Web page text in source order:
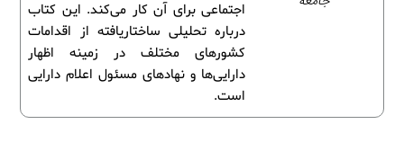
اجتماعی برای آن کار می‌کند. این کتاب
درباره تحلیلی ساختاریافته از اقدامات
کشورهای مختلف در زمینه اظهار
دارایی‌ها و نهادهای مسئول اعلام دارایی
است.